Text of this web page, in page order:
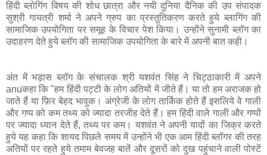
हिंदी ब्लोगिंग विषय की शोध छात्रा और नयी दुनिया दैनिक की उप संपादक
सुश्री गायत्री शर्मा ने अपने ग्रुप का प्रस्तुतिकरण करते हुये ब्लागिंग की
सामाजिक उपयोगिता पर समूह के विचार पेश किया। उन्होंने सुनामी ब्लॉग का
उदाहरण देते हुये ब्लॉग की सामाजिक उपयोगिता के बारे में अपनी बात कही।
अंत में भड़ास ब्लॉग के संचालक श्री यशवंत सिंह ने चिट्ठाकारी में अपने
anuकहा कि "हम हिंदी पट्टी के लोग अतियों में जीते हैं। या तो हम अराजक हो
जाते हैं या फ़िर बेहद भावुक। अंग्रेजी के लोग तार्किक होते हैं इसलिये वे गाली
और गप्प को कम तथ्य को ज्यादा तरजीह देते हैं। हम हिंदी वाले गाली और गप्पों
पर ज्यादा ध्यान देते हैं, तथ्य पर कम। यशवंत ने अपनी यादों का जिक्र करते
हुये यह कहा कि शायद पिछले समय में उन्होंने भी एक आम हिंदी ब्लॉगर की तरह
अतियों पर रहते हुये तमाम बेवजह बातें और दूसरों को दुख पहुंचाने वाली पोस्टें